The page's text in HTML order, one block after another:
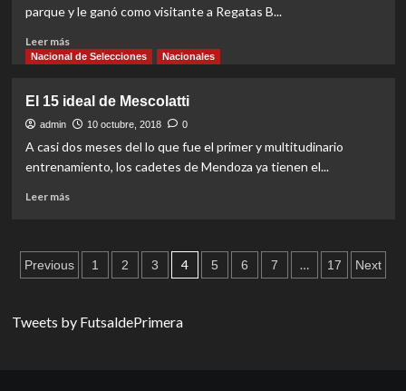
parque y le ganó como visitante a Regatas B...
Leer másRead
more
con
inteligencia
pura
Nacional de Selecciones Nacionales
El 15 ideal de Mescolatti
admin 10 octubre, 2018 0
A casi dos meses del lo que fue el primer y multitudinario
entrenamiento, los cadetes de Mendoza ya tienen el...
Leer másRead
15
ideal
Mescolatti
Paginación
entradas
Previous 1 2 3 4 5 6 7 … 17 Next
Tweets by FutsaldePrimera